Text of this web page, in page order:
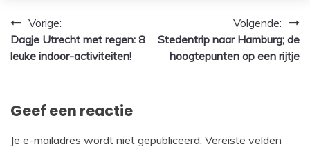
Bericht
navigatie
Vorige:
Dagje Utrecht met regen: 8
leuke indoor-activiteiten!
Volgende:
Stedentrip naar Hamburg; de
hoogtepunten op een rijtje
Geef een reactie
Je e-mailadres wordt niet gepubliceerd. Vereiste velden